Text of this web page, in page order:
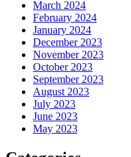
March 2024
February 2024
January 2024
December 2023
November 2023
October 2023
September 2023
August 2023
July 2023
June 2023
May 2023